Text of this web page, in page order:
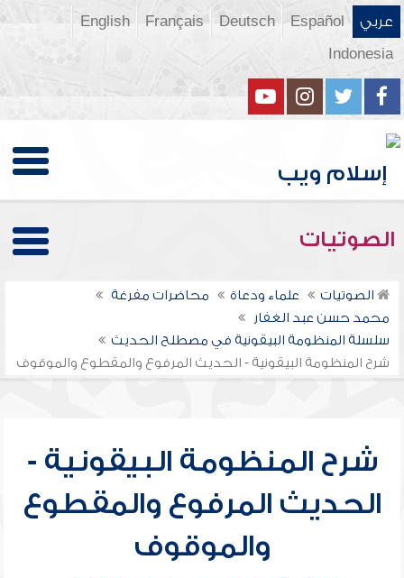
عربي Español
Deutsch
Français
English
Indonesia
الصوتيات
الصوتيات علماء ودعاة
محاضرات مفرغة
محمد حسن عبد الغفار
سلسلة المنظومة البيقونية في مصطلح الحديث
شرح المنظومة البيقونية - الحديث المرفوع والمقطوع والموقوف
شرح المنظومة البيقونية -
الحديث المرفوع والمقطوع
والموقوف